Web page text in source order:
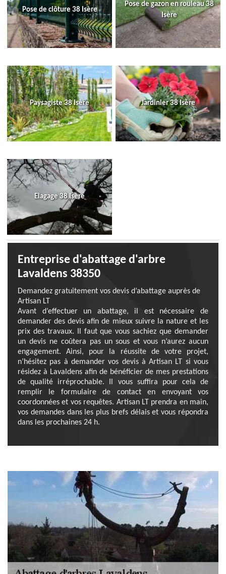
Pose de clôture 38 Isère
Pose de gazon en rouleau 38
Isère
Paysagiste 38 Isère Jardinier 38 Isère
Elagage 38 Isère
Entreprise d'abattage d'arbre
Lavaldens 38350
Demandez gratuitement vos devis d’abattage auprès de
Artisan LT
Avant d’effectuer un abattage, il est nécessaire de
demander des devis afin de mieux suivre la nature et les
prix des travaux. Il faut que vous sachiez que demander
un devis ne coûtera pas un sous et vous n’aurez aucun
engagement. Ainsi, pour la réussite de votre projet,
n’hésitez pas à demander vos devis à Artisan LT si vous
résidez à Lavaldens afin de bénéficier de mes prestations
de qualité irréprochable. Il vous suffira pour cela de
remplir le formulaire de contact en envoyant vos
coordonnées et vos requêtes. Artisan LT prendra en main,
vos demandes dans les plus brefs délais et vous répondra
dans les prochaines 24 h.